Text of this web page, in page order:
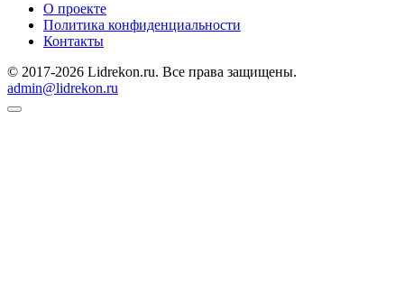
О проекте
Политика конфиденциальности
Контакты
© 2017-2026 Lidrekon.ru. Все права защищены.
admin@lidrekon.ru